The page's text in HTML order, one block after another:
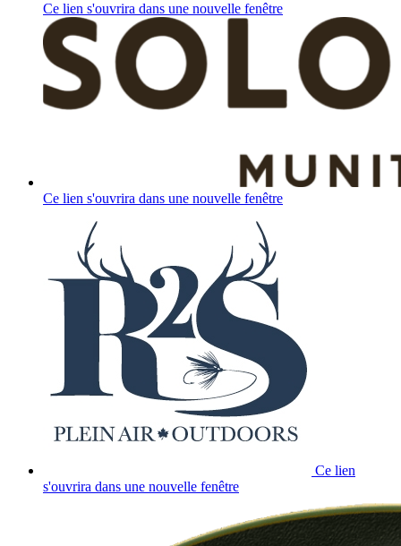
Ce lien s'ouvrira dans une nouvelle fenêtre
Ce lien s'ouvrira dans une nouvelle fenêtre
Ce lien
s'ouvrira dans une nouvelle fenêtre